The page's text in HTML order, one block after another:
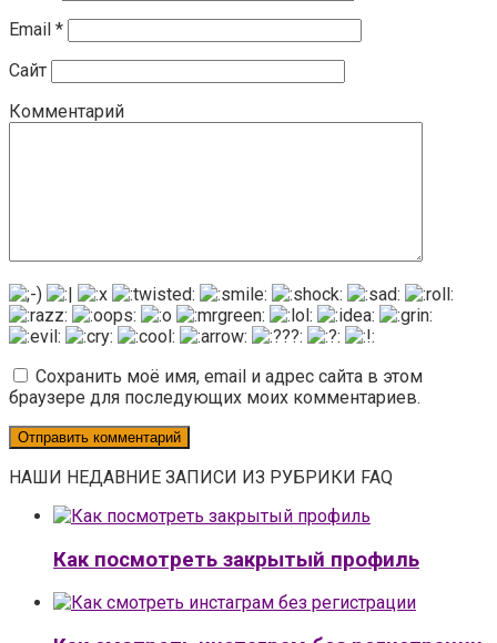
Email *
Сайт
Комментарий
Сохранить моё имя, email и адрес сайта в этом
браузере для последующих моих комментариев.
НАШИ НЕДАВНИЕ ЗАПИСИ ИЗ РУБРИКИ FAQ
Как посмотреть закрытый профиль